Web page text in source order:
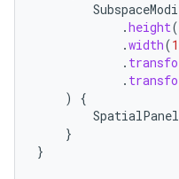
.height(
.width(
.
.
)
{
}
}